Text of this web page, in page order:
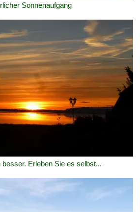
Sonnenaufgang
besser. Erleben Sie es selbst...